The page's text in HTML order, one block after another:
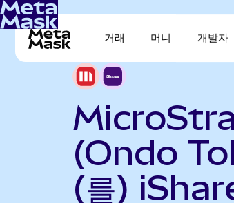
거래 머니 개발자
(Ondo
(를)